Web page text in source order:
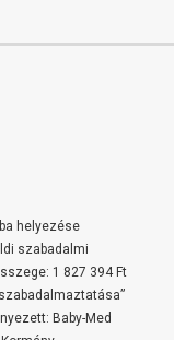
helyezése
szabadalmi
1 827 394 Ft
Baby-Med